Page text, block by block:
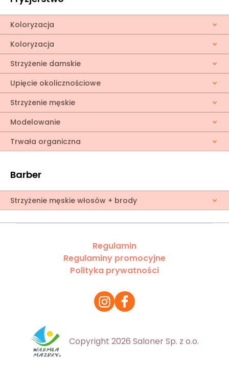
Koloryzacja
Koloryzacja
Strzyżenie damskie
Upięcie okolicznościowe
Strzyżenie męskie
Modelowanie
Trwała organiczna
Barber
Strzyżenie męskie włosów + brody
Regulamin
Regulaminy promocyjne
Polityka prywatności
Copyright 2026 Saloner Sp. z o.o.